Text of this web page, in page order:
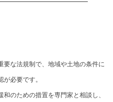
要な法規制で、地域や土地の条件に
必要です。
のための措置を専門家と相談し、